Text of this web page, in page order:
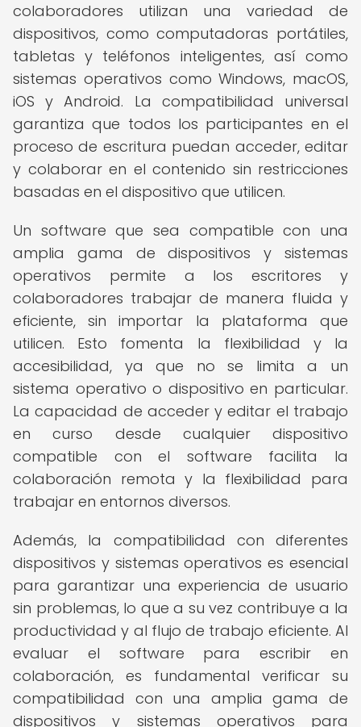
colaboradores utilizan una variedad de
dispositivos, como computadoras portátiles,
tabletas y teléfonos inteligentes, así como
sistemas operativos como Windows, macOS,
iOS y Android. La compatibilidad universal
garantiza que todos los participantes en el
proceso de escritura puedan acceder, editar
y colaborar en el contenido sin restricciones
basadas en el dispositivo que utilicen.
Un software que sea compatible con una
amplia gama de dispositivos y sistemas
operativos permite a los escritores y
colaboradores trabajar de manera fluida y
eficiente, sin importar la plataforma que
utilicen. Esto fomenta la flexibilidad y la
accesibilidad, ya que no se limita a un
sistema operativo o dispositivo en particular.
La capacidad de acceder y editar el trabajo
en curso desde cualquier dispositivo
compatible con el software facilita la
colaboración remota y la flexibilidad para
trabajar en entornos diversos.
Además, la compatibilidad con diferentes
dispositivos y sistemas operativos es esencial
para garantizar una experiencia de usuario
sin problemas, lo que a su vez contribuye a la
productividad y al flujo de trabajo eficiente. Al
evaluar el software para escribir en
colaboración, es fundamental verificar su
compatibilidad con una amplia gama de
dispositivos y sistemas operativos para